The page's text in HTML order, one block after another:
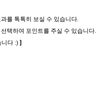
를 톡톡히 보실 수 있습니다.
택하여 포인트를 주실 수 있습니다.
니다 :) ]